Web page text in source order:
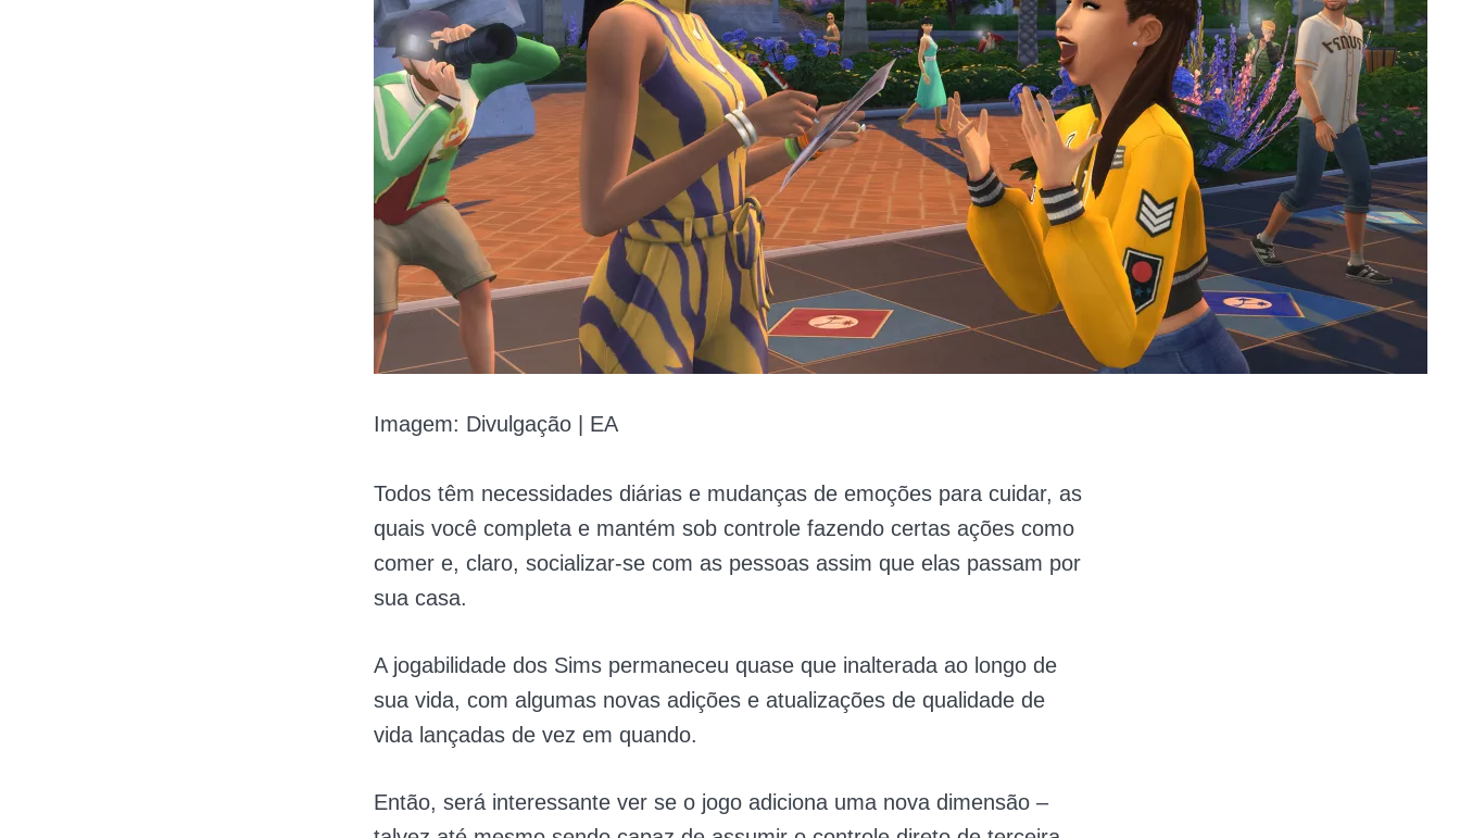
Imagem: Divulgação | EA
Todos têm necessidades diárias e mudanças de emoções para cuidar, as
quais você completa e mantém sob controle fazendo certas ações como
comer e, claro, socializar-se com as pessoas assim que elas passam por
sua casa.
A jogabilidade dos Sims permaneceu quase que inalterada ao longo de
sua vida, com algumas novas adições e atualizações de qualidade de
vida lançadas de vez em quando.
Então, será interessante ver se o jogo adiciona uma nova dimensão –